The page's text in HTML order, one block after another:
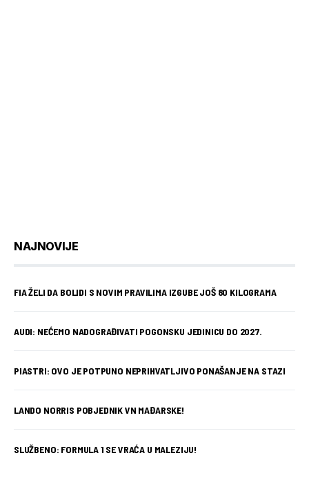
NAJNOVIJE
FIA ŽELI DA BOLIDI S NOVIM PRAVILIMA IZGUBE JOŠ 80 KILOGRAMA
AUDI: NEĆEMO NADOGRAĐIVATI POGONSKU JEDINICU DO 2027.
PIASTRI: OVO JE POTPUNO NEPRIHVATLJIVO PONAŠANJE NA STAZI
LANDO NORRIS POBJEDNIK VN MAĐARSKE!
SLUŽBENO: FORMULA 1 SE VRAĆA U MALEZIJU!